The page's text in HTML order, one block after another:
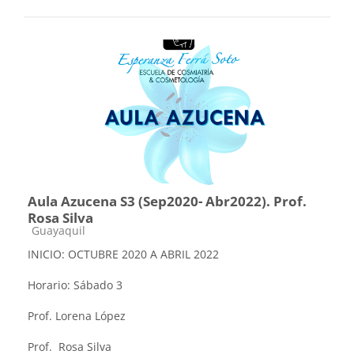
Aula Azucena S3 (Sep2020- Abr2022). Prof.
Rosa Silva
Categoría de cursos
Guayaquil
INICIO: OCTUBRE 2020 A ABRIL 2022
Horario: Sábado 3
Prof. Lorena López
Prof. Rosa Silva